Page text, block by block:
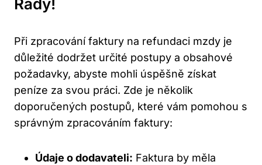
Rady!
Při zpracování faktury na refundaci mzdy je
důležité dodržet určité postupy a obsahové
požadavky, abyste mohli úspěšně získat
peníze za svou práci. Zde je několik
doporučených postupů, které vám pomohou s
správným zpracováním faktury:
Údaje o dodavateli: Faktura by měla